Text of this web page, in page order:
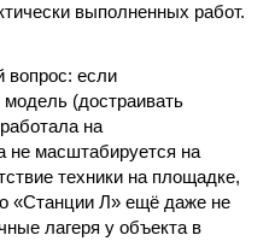
выполненных работ.
вопрос: если
(достраивать
на
не масштабируется на
техники на площадке,
«Станции Л» ещё даже не
лагеря у объекта в